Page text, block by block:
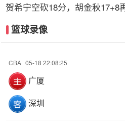
贺希宁空砍18分，胡金秋17+8
篮球录像
CBA 05-18 22:08:25
广厦
深圳